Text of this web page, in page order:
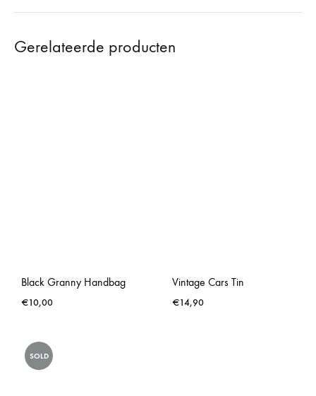
Gerelateerde producten
Black Granny Handbag
€10,00
Vintage Cars Tin
€14,90
SOLD